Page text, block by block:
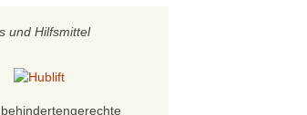
Fragen und Antworten
und Hilfsmittel